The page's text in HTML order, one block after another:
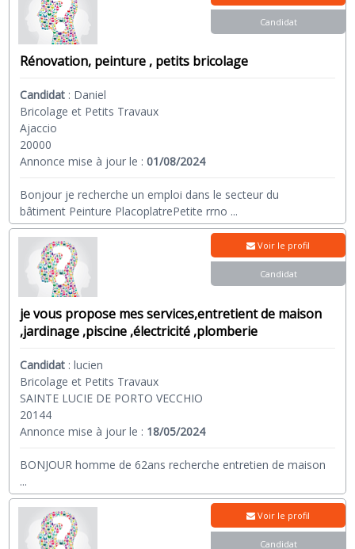
Rénovation, peinture , petits bricolage
Candidat : Daniel
Bricolage et Petits Travaux
Ajaccio
20000
Annonce mise à jour le :01/08/2024
Bonjour je recherche un emploi dans le secteur du
bâtiment Peinture PlacoplatrePetite rrno ...
Candidat
je vous propose mes services,entretient de maison
,jardinage ,piscine ,électricité ,plomberie
Candidat :lucien
Bricolage et Petits Travaux
SAINTE LUCIE DE PORTO VECCHIO
20144
Annonce mise à jour le : 18/05/2024
BONJOUR homme de 62ans recherche entretien de maison
...
Voir le profil
Candidat
Voir le profil
Candidat